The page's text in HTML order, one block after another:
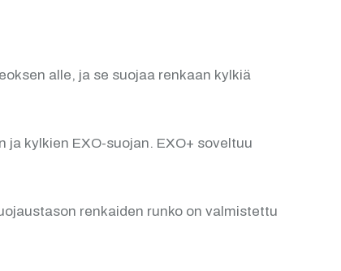
alle, ja se suojaa renkaan kylkiä
kylkien EXO-suojan. EXO+ soveltuu
renkaiden runko on valmistettu